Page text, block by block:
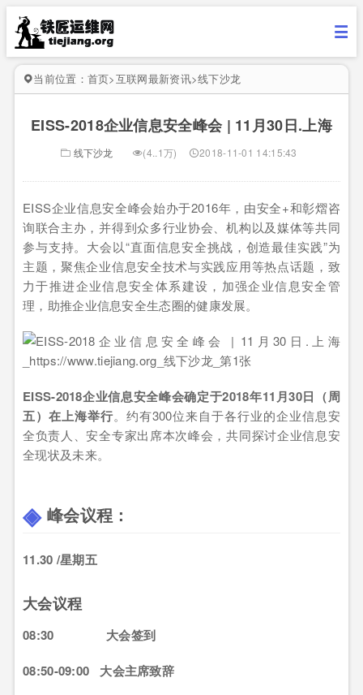
当前位置： 首页>互联网最新资讯>线下沙龙
EISS-2018企业信息安全峰会 | 11月30日.上海
线下沙龙 (4..1万) 2018-11-01 14:15:43
EISS企业信息安全峰会始办于2016年，由安全+和彰熠咨
询联合主办，并得到众多行业协会、机构以及媒体等共同
参与支持。大会以“直面信息安全挑战，创造最佳实践”为
主题，聚焦企业信息安全技术与实践应用等热点话题，致
力于推进企业信息安全体系建设，加强企业信息安全管
理，助推企业信息安全生态圈的健康发展。
EISS-2018企业信息安全峰会确定于2018年11月30日（周
五）在上海举行。约有300位来自于各行业的企业信息安
全负责人、安全专家出席本次峰会，共同探讨企业信息安
全现状及未来。
峰会议程 ：
11.30 /星期五
大会议程
08:30 大会签到
08:50-09:00 大会主席致辞